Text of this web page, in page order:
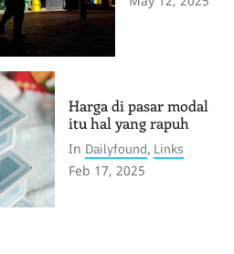
Harga di pasar modal
itu hal yang rapuh
In Dailyfound, Links
Feb 17, 2025